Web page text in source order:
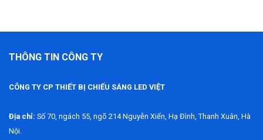
THÔNG TIN CÔNG TY
CÔNG TY CP THIẾT BỊ CHIẾU SÁNG LED VIỆT
Địa chỉ: Số 70, ngách 55, ngõ 214 Nguyễn Xiển, Hạ Đình, Thanh Xuân, Hà
Nội.